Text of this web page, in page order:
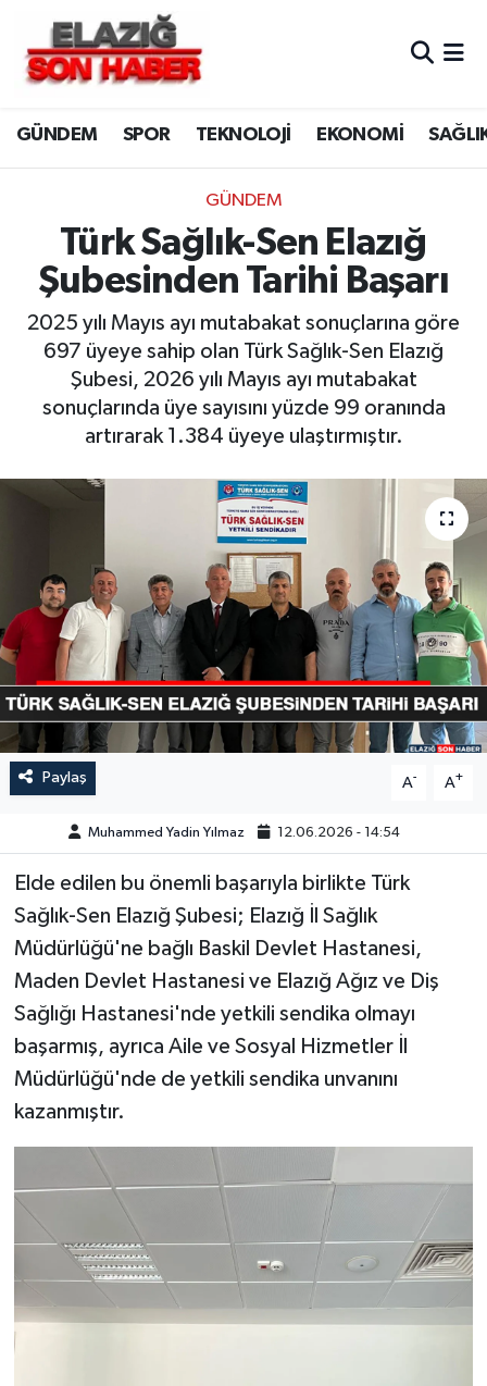
GÜNDEM SPOR TEKNOLOJİ EKONOMİ
GÜNDEM
Türk Sağlık-Sen Elazığ
Şubesinden Tarihi Başarı
2025 yılı Mayıs ayı mutabakat sonuçlarına göre
697 üyeye sahip olan Türk Sağlık-Sen Elazığ
Şubesi, 2026 yılı Mayıs ayı mutabakat
sonuçlarında üye sayısını yüzde 99 oranında
artırarak 1.384 üyeye ulaştırmıştır.
Paylaş A- A+
Muhammed Yadin Yılmaz 12.06.2026 - 14:54
Elde edilen bu önemli başarıyla birlikte Türk
Sağlık-Sen Elazığ Şubesi; Elazığ İl Sağlık
Müdürlüğü'ne bağlı Baskil Devlet Hastanesi,
Maden Devlet Hastanesi ve Elazığ Ağız ve Diş
Sağlığı Hastanesi'nde yetkili sendika olmayı
başarmış, ayrıca Aile ve Sosyal Hizmetler İl
Müdürlüğü'nde de yetkili sendika unvanını
kazanmıştır.
CANLI YAYIN
ASAYİŞ
BİLİM VE TEKNOLOJİ
DÜNYA
EKONOMİ
ELAZIĞ
HABERDE İNSAN
KÜLTÜR-SANAT
MAGAZİN
MEDYA
POLİTİKA
SAĞLIK
SİYASET
SPOR
TEKNOLOJİ
Merkez Hava Durumu
Merkez Trafik Yoğunluk Haritası
Süper Lig Puan Durumu ve Fikstür
Tüm Manşetler
Haber Arşivi